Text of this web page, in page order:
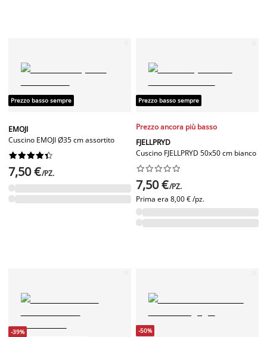
Prezzo basso sempre
EMOJI
Cuscino EMOJI Ø35 cm assortito






7,50 €/PZ.
Prezzo basso sempre
Prezzo ancora più basso
FJELLPRYD
Cuscino FJELLPRYD 50x50 cm bianco






7,50 €/PZ.
Prima era 8,00 € /pz.
-39%
-50%